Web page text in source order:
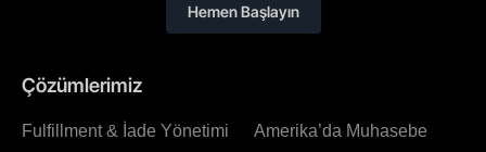
Çözümlerimiz
Fulfillment & İade Yönetimi
Amerika’da Muhasebe
Hemen Başlayın